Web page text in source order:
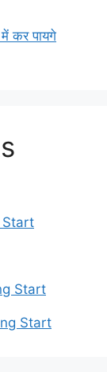
कर पायगे
Start
Start
Start